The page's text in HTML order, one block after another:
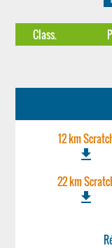
Class.
12 km
file_download
22 km
file_download